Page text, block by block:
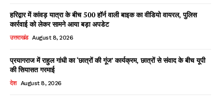
Facebook
X WhatsApp
Share
Read Latest News on AIN
हरिद्वार में कांवड़ यात्रा के बीच 500 हॉर्न वाली बाइक का वीडियो वायरल, पुलिस
कार्रवाई को लेकर सामने आया बड़ा अपडेट
उत्तराखंड August 8, 2026
प्रयागराज में राहुल गांधी का ‘छात्रों की गूंज’ कार्यक्रम, छात्रों से संवाद के बीच यूपी
की सियासत गरमाई
देश August 8, 2026